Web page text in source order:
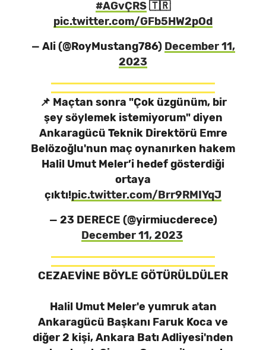
#AGvÇRS🇹🇷
pic.twitter.com/GFb5HW2pOd
— Ali (@RoyMustang786) December 11,
2023
📌 Maçtan sonra "Çok üzgünüm, bir
şey söylemek istemiyorum" diyen
Ankaragücü Teknik Direktörü Emre
Belözoğlu'nun maç oynanırken hakem
Halil Umut Meler’i hedef gösterdiği
ortaya
çıktı!pic.twitter.com/Brr9RMIYqJ
— 23 DERECE (@yirmiucderece)
December 11, 2023
CEZAEVİNE BÖYLE GÖTÜRÜLDÜLER
Halil Umut Meler'e yumruk atan
Ankaragücü Başkanı Faruk Koca ve
diğer 2 kişi, Ankara Batı Adliyesi'nden